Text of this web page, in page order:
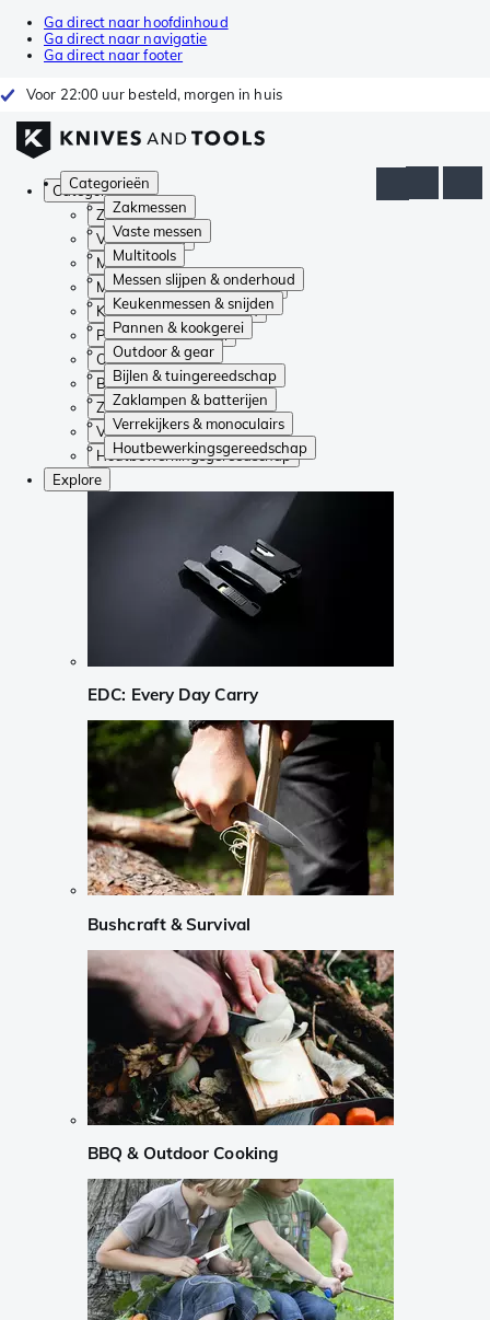
Ga direct naar hoofdinhoud
Ga direct naar navigatie
Ga direct naar footer
Voor 22:00 uur besteld, morgen in huis
Categorieën
Zakmessen
Vaste messen
Multitools
Messen slijpen & onderhoud
Keukenmessen & snijden
Pannen & kookgerei
Outdoor & gear
Bijlen & tuingereedschap
Zaklampen & batterijen
Verrekijkers & monoculairs
Houtbewerkingsgereedschap
Categorieën
Zakmessen
Vaste messen
Multitools
Messen slijpen & onderhoud
Keukenmessen & snijden
Pannen & kookgerei
Outdoor & gear
Bijlen & tuingereedschap
Zaklampen & batterijen
Verrekijkers & monoculairs
Houtbewerkingsgereedschap
Explore
EDC: Every Day Carry
Bushcraft & Survival
BBQ & Outdoor Cooking